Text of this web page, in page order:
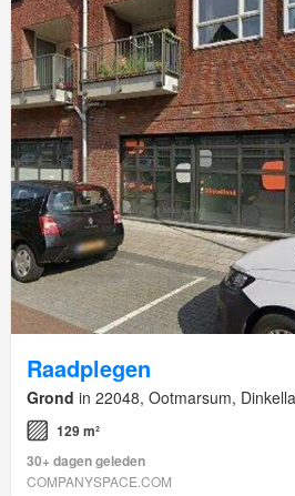
Raadplegen
Grond in 22048, Ootmarsum,
129 m²
30+ dagen geleden
COMPANYSPACE.COM